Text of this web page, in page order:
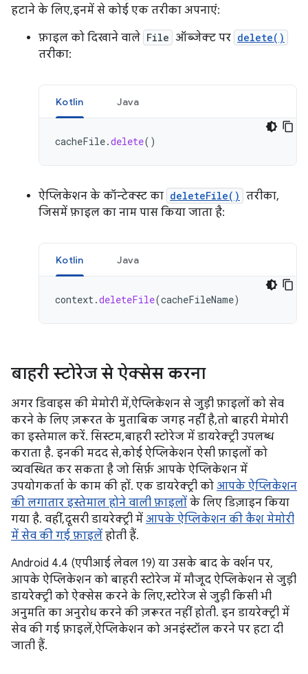
हटाने के लिए, इनमें से कोई एक तरीका अपनाएं:
फ़ाइल को दिखाने वाले File ऑब्जेक्ट पर delete()
तरीका:
Kotlin Java
cacheFile.delete()
ऐप्लिकेशन के कॉन्टेक्स्ट का deleteFile() तरीका,
जिसमें फ़ाइल का नाम पास किया जाता है:
Kotlin Java
context.deleteFile(cacheFileName)
बाहरी स्टोरेज से ऐक्सेस करना
अगर डिवाइस की मेमोरी में, ऐप्लिकेशन से जुड़ी फ़ाइलों को सेव
करने के लिए ज़रूरत के मुताबिक जगह नहीं है, तो बाहरी मेमोरी
का इस्तेमाल करें. सिस्टम, बाहरी स्टोरेज में डायरेक्ट्री उपलब्ध
कराता है. इनकी मदद से, कोई ऐप्लिकेशन ऐसी फ़ाइलों को
व्यवस्थित कर सकता है जो सिर्फ़ आपके ऐप्लिकेशन में
उपयोगकर्ता के काम की हों. एक डायरेक्ट्री को आपके ऐप्लिकेशन
की लगातार इस्तेमाल होने वाली फ़ाइलों के लिए डिज़ाइन किया
गया है. वहीं, दूसरी डायरेक्ट्री में आपके ऐप्लिकेशन की कैश मेमोरी
में सेव की गई फ़ाइलें होती हैं.
Android 4.4 (एपीआई लेवल 19) या उसके बाद के वर्शन पर,
आपके ऐप्लिकेशन को बाहरी स्टोरेज में मौजूद ऐप्लिकेशन से जुड़ी
डायरेक्ट्री को ऐक्सेस करने के लिए, स्टोरेज से जुड़ी किसी भी
अनुमति का अनुरोध करने की ज़रूरत नहीं होती. इन डायरेक्ट्री में
सेव की गई फ़ाइलें, ऐप्लिकेशन को अनइंस्टॉल करने पर हटा दी
जाती हैं.